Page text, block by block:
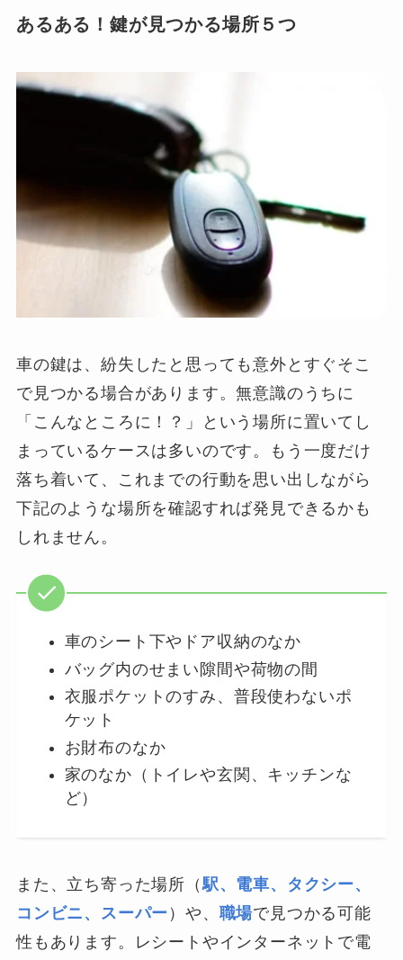
あるある！鍵が見つかる場所５つ
車の鍵は、紛失したと思っても意外とすぐそこ
で見つかる場合があります。無意識のうちに
「こんなところに！？」という場所に置いてし
まっているケースは多いのです。もう一度だけ
落ち着いて、これまでの行動を思い出しながら
下記のような場所を確認すれば発見できるかも
しれません。
車のシート下やドア収納のなか
バッグ内のせまい隙間や荷物の間
衣服ポケットのすみ、普段使わないポ
ケット
お財布のなか
家のなか（トイレや玄関、キッチンな
ど）
また、立ち寄った場所（駅、電車、タクシー、
コンビニ、スーパー ）や、 職場で見つかる可能
性もあります。レシートやインターネットで電